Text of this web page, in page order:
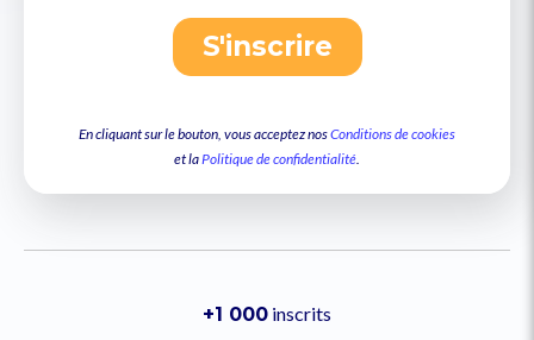
En cliquant sur le bouton, vous acceptez nosConditions de cookies
et laPolitique de confidentialité.
+1 000 inscrits